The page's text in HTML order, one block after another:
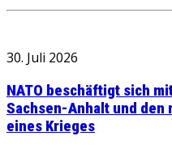
30. Juli 2026
NATO beschäftigt sich
Sachsen-Anhalt und den
eines Krieges